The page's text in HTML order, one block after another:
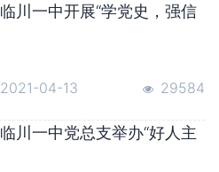
临川一中开展“学党史，强信
2021-04-13 29584
临川一中党总支举办“好人主